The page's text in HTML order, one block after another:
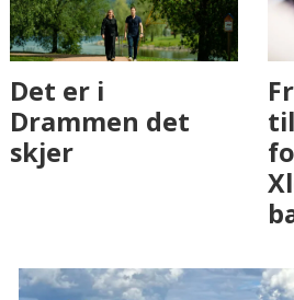
Fenistra endrer
eiendomsbransjen
med AI. Slik ser vi